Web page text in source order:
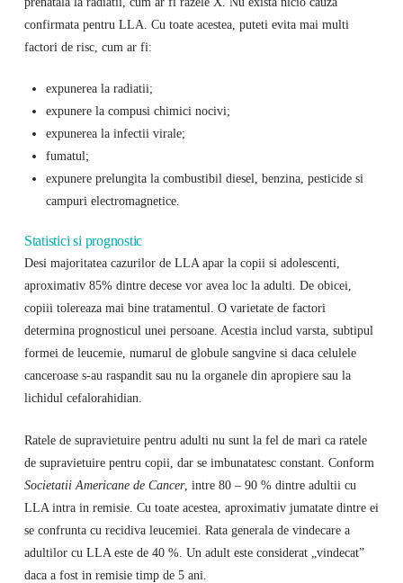
confirmata pentru LLA. Cu toate acestea, puteti evita mai multi
factori de risc, cum ar fi:
expunerea la radiatii;
expunere la compusi chimici nocivi;
expunerea la infectii virale;
fumatul;
expunere prelungita la combustibil diesel, benzina, pesticide si
campuri electromagnetice.
Statistici si prognostic
Desi majoritatea cazurilor de LLA apar la copii si adolescenti,
aproximativ 85% dintre decese vor avea loc la adulti. De obicei,
copiii tolereaza mai bine tratamentul. O varietate de factori
determina prognosticul unei persoane. Acestia includ varsta, subtipul
formei de leucemie, numarul de globule sangvine si daca celulele
canceroase s-au raspandit sau nu la organele din apropiere sau la
lichidul cefalorahidian.
Ratele de supravietuire pentru adulti nu sunt la fel de mari ca ratele
de supravietuire pentru copii, dar se imbunatatesc constant. Conform
Societatii Americane de Cancer, intre 80 – 90 % dintre adultii cu
LLA intra in remisie. Cu toate acestea, aproximativ jumatate dintre ei
se confrunta cu recidiva leucemiei. Rata generala de vindecare a
adultilor cu LLA este de 40 %. Un adult este considerat „vindecat”
daca a fost in remisie timp de 5 ani.